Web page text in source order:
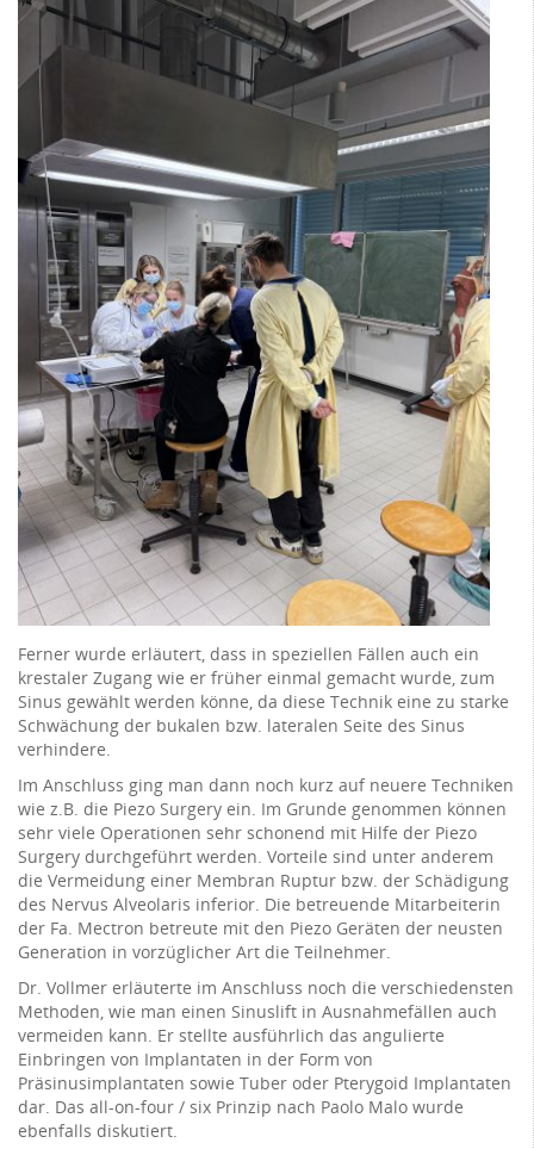
Ferner wurde erläutert, dass in speziellen Fällen auch ein
krestaler Zugang wie er früher einmal gemacht wurde, zum
Sinus gewählt werden könne, da diese Technik eine zu starke
Schwächung der bukalen bzw. lateralen Seite des Sinus
verhindere.
Im Anschluss ging man dann noch kurz auf neuere Techniken
wie z.B. die Piezo Surgery ein. Im Grunde genommen können
sehr viele Operationen sehr schonend mit Hilfe der Piezo
Surgery durchgeführt werden. Vorteile sind unter anderem
die Vermeidung einer Membran Ruptur bzw. der Schädigung
des Nervus Alveolaris inferior. Die betreuende Mitarbeiterin
der Fa. Mectron betreute mit den Piezo Geräten der neusten
Generation in vorzüglicher Art die Teilnehmer.
Dr. Vollmer erläuterte im Anschluss noch die verschiedensten
Methoden, wie man einen Sinuslift in Ausnahmefällen auch
vermeiden kann. Er stellte ausführlich das angulierte
Einbringen von Implantaten in der Form von
Präsinusimplantaten sowie Tuber oder Pterygoid Implantaten
dar. Das all-on-four / six Prinzip nach Paolo Malo wurde
ebenfalls diskutiert.